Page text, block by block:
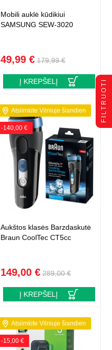
Mobili auklė kūdikiui
SAMSUNG SEW-3020
49,99 € 179,99 €
Į KREPŠELĮ
Atsiimkite Vilniuje šiandien
-140,00 €
Aukštos klasės Barzdaskutė
Braun CoolTec CT5cc
149,00 € 289,00 €
Į KREPŠELĮ
Atsiimkite Vilniuje šiandien
-15,00 €
FILTRUOTI